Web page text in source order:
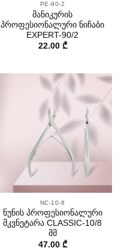
PE-90-2
მანიკურის
პროფესიონალური ნიჩაბი
EXPERT-90/2
22.00 ₾
NC-10-8
ნუნის პროფესიონალური
მკვნეტარა CLASSIC-10/8
მმ
47.00 ₾